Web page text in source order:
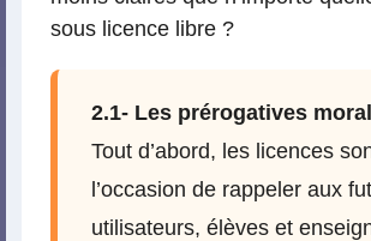
sous licence libre ?
2.1- Les prérogatives
Tout d’abord, les licences
l’occasion de rappeler aux
utilisateurs, élèves et